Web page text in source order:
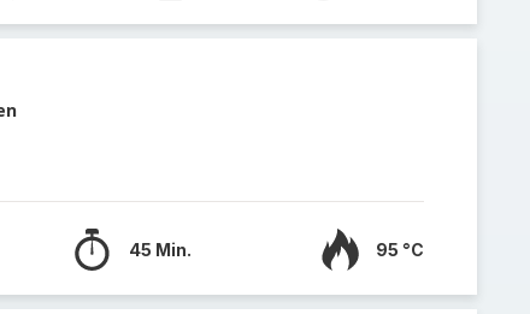
45 Min. 95 °C